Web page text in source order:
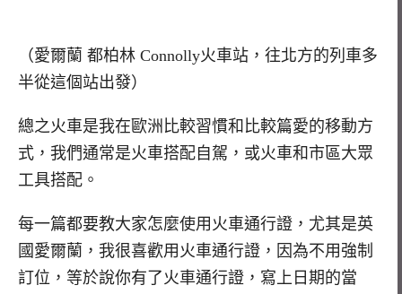
（愛爾蘭 都柏林 Connolly火車站，往北方的列車多
半從這個站出發）
總之火車是我在歐洲比較習慣和比較篇愛的移動方
式，我們通常是火車搭配自駕，或火車和市區大眾
工具搭配。
每一篇都要教大家怎麼使用火車通行證，尤其是英
國愛爾蘭，我很喜歡用火車通行證，因為不用強制
訂位，等於說你有了火車通行證，寫上日期的當